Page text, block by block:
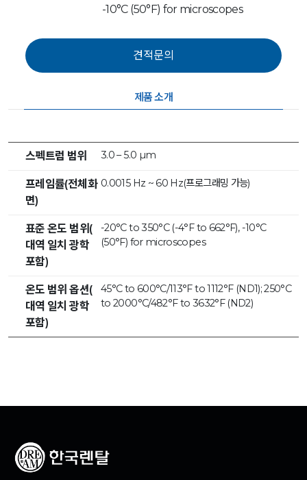
-10°C (50°F) for microscopes
제품 소개
스펙트럼 범위 3.0 – 5.0 µm
프레임률(전체화
면)
0.0015 Hz ~ 60 Hz(프로그래밍 가능)
표준 온도 범위(
대역 일치 광학
포함)
-20°C to 350°C (-4°F to 662°F), -10°C
(50°F) for microscopes
온도 범위 옵션(
대역 일치 광학
포함)
45°C to 600°C/113°F to 1112°F (ND1); 250°C
to 2000°C/482°F to 3632°F (ND2)